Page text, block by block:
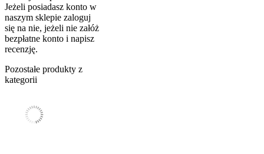
Jeżeli posiadasz konto w
naszym sklepie zaloguj
się na nie, jeżeli nie załóż
bezpłatne konto i napisz
recenzję.
Pozostałe produkty z
kategorii